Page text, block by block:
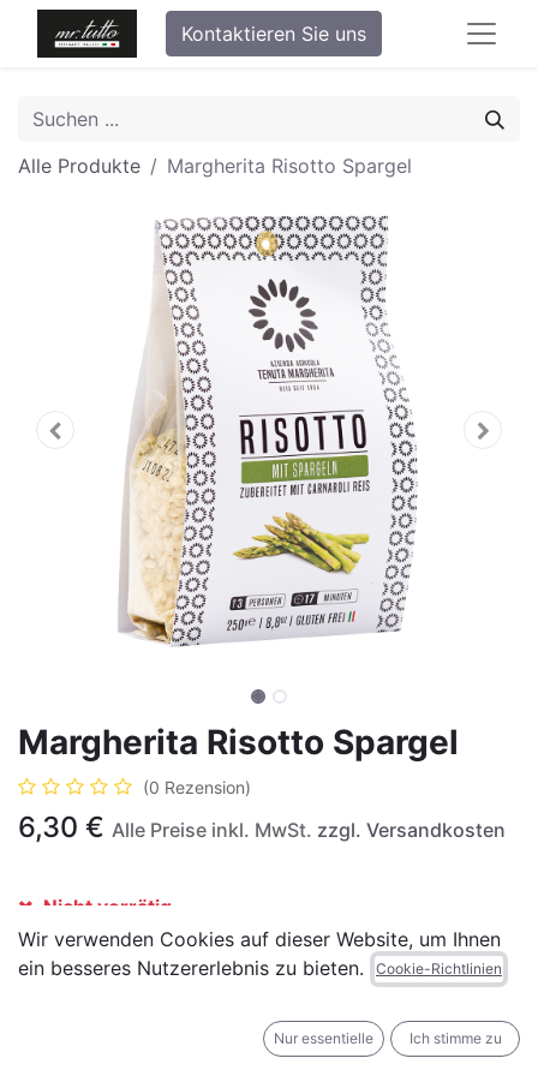
Kontaktieren Sie uns
Alle Produkte Margherita Risotto Spargel
Margherita Risotto Spargel
(0 Rezension)
6,30 € Alle Preise inkl. MwSt. zzgl. Versandkosten
Nicht vorrätig
Erhalten Sie eine Benachrichtigung, wenn wieder
vorrätig
Für später speichern
Wir verwenden Cookies auf dieser Website, um Ihnen
ein besseres Nutzererlebnis zu bieten.
Cookie-Richtlinien
Nur essentielle Ich stimme zu